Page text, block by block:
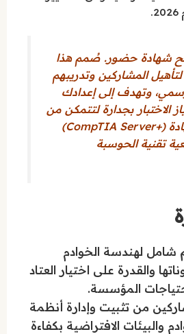
شهادة حضور. صُمم هذا
المشاركين وتدريبهم
وتهدف إلى إعدادك
الاختبار بجدارة لتتمكن من
الحصول على شهادة (+CompTIA Server)
تقنية الحوسبة
لهندسة الخوادم
والقدرة على اختيار العتاد
المؤسسة.
من تثبيت وإدارة أنظمة
والبيئات الافتراضية بكفاءة